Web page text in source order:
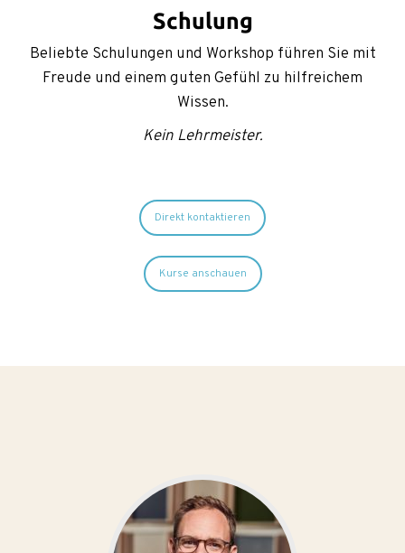
Schulung
Beliebte Schulungen und Workshop führen Sie mit
Freude und einem guten Gefühl zu hilfreichem
Wissen.
Kein Lehrmeister.
Direkt kontaktieren
Kurse anschauen